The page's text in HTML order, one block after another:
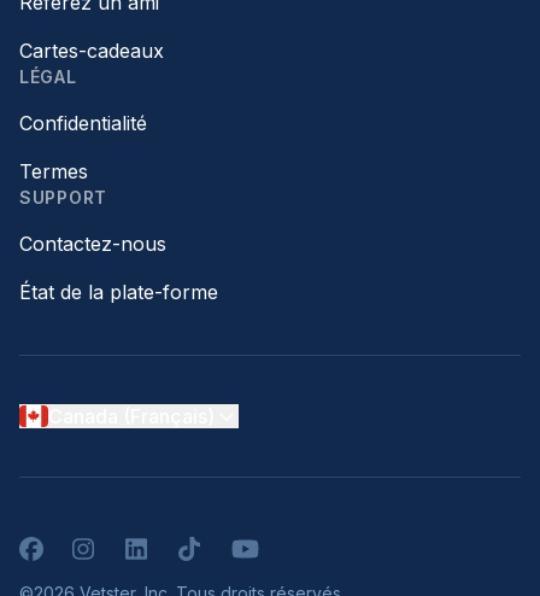
Cartes-cadeaux
LÉGAL
Confidentialité
Termes
SUPPORT
Contactez-nous
État de la plate-forme
FacebookInstagramLinkedInTikTokYouTube